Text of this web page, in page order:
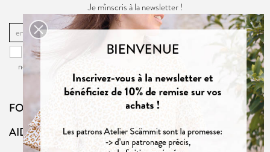
Je m'inscris à la newsletter !
OK
Vous pouvez vous désinscrire à tout moment. Vous trouverez pour cela
nos informations de contact dans la
du site.
FOLLOW US
AIDE